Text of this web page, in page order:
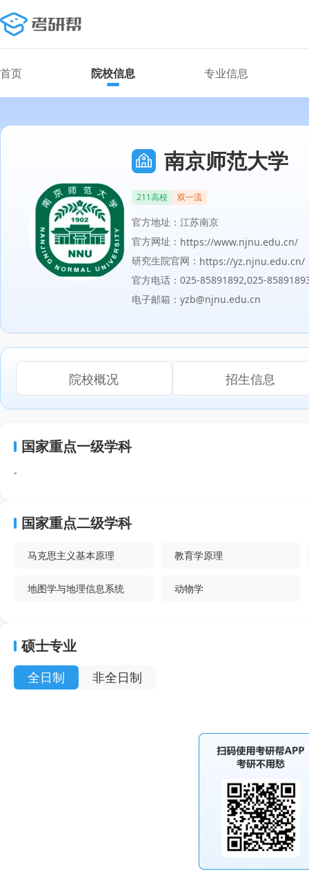
首页 院校信息 专业信息
南京师范大学
211高校 双一流
官方地址：江苏南京
官方网址： https://www.njnu.edu.cn/
研究生院官网： https://yz.njnu.edu.cn/
官方电话：025-85891892,025-
电子邮箱：yzb@njnu.edu.cn
院校概况 招生信息
国家重点一级学科
-
国家重点二级学科
马克思主义基本原理 教育学原理
地图学与地理信息系统 动物学
硕士专业
全日制 非全日制